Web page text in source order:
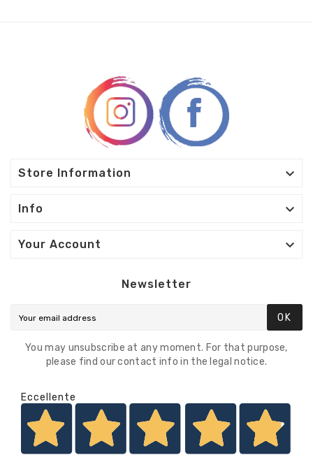
Store Information 
Info 
Your Account 
Newsletter
OK
You may unsubscribe at any moment. For that purpose,
please find our contact info in the legal notice.
Eccellente